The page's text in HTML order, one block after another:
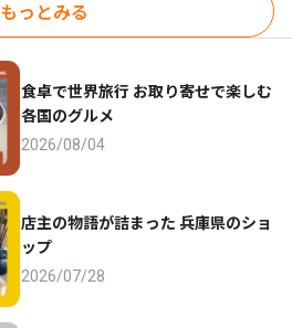
もっとみる
食卓で世界旅行 お取り寄せで楽しむ
各国のグルメ
2026/08/04
店主の物語が詰まった 兵庫県のショ
ップ
2026/07/28